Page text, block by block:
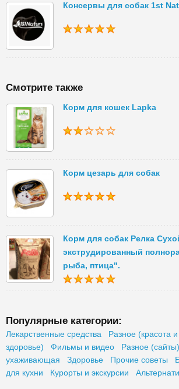
Консервы для собак 1st
Смотрите также
Корм для кошек Lapka
Корм цезарь для собак
Корм для собак Релка
экструдированный
рыба, птица".
Популярные категории:
Лекарственные средства
Разное (красота и
здоровье)
Фильмы и видео Разное (сайты)
ухаживающая
Здоровье Прочие советы
для кухни
Курорты и экскурсии